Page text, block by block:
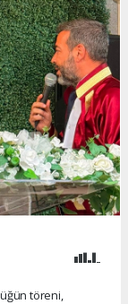
töreni,